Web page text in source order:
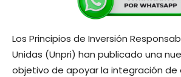
Los Principios de Inversión
Unidas (Unpri) han publicado una
objetivo de apoyar la integración